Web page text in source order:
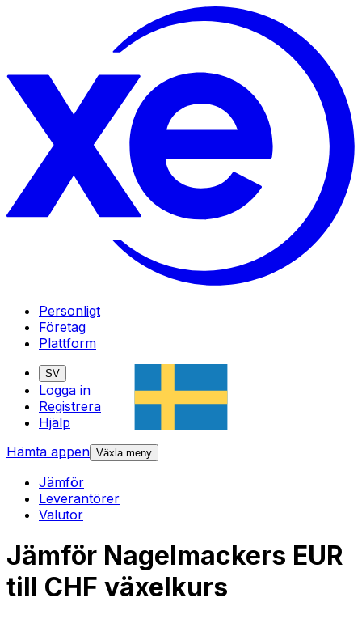
Personligt
Företag
Plattform
SV
Logga in
Registrera
Hjälp
Hämta appen Växla meny
Jämför
Leverantörer
Valutor
Jämför Nagelmackers EUR
till CHF växelkurs